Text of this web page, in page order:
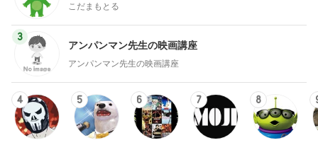
こだまもとる
3
アンパンマン先生の映画講座
アンパンマン先生の映画講座
4 5 6 7 8